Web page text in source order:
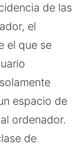
de las
el
el que se
espacio de
ordenador.
de